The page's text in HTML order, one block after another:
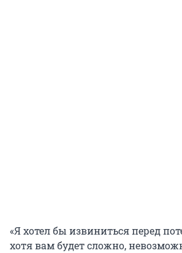
«Я хотел бы извиниться перед
хотя вам будет сложно,